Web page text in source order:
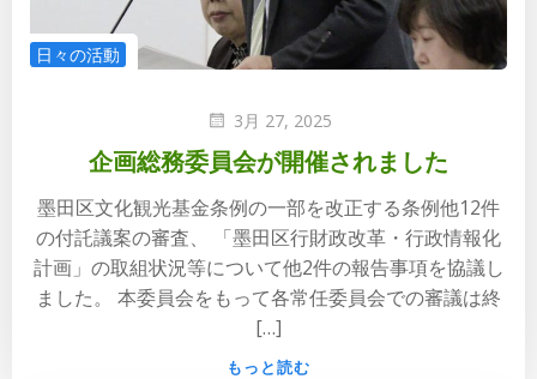
日々の活動
3月 27, 2025
企画総務委員会が開催されました
墨田区文化観光基金条例の一部を改正する条例他12件
の付託議案の審査、 「墨田区行財政改革・行政情報化
計画」の取組状況等について他2件の報告事項を協議し
ました。 本委員会をもって各常任委員会での審議は終
[…]
もっと読む